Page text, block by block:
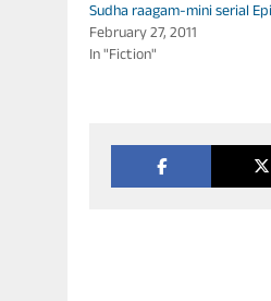
Sudha raagam-mini serial
February 27, 2011
In "Fiction"